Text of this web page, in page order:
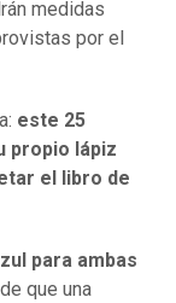
medidas
por el
este 25
propio lápiz
el libro de
para ambas
que una